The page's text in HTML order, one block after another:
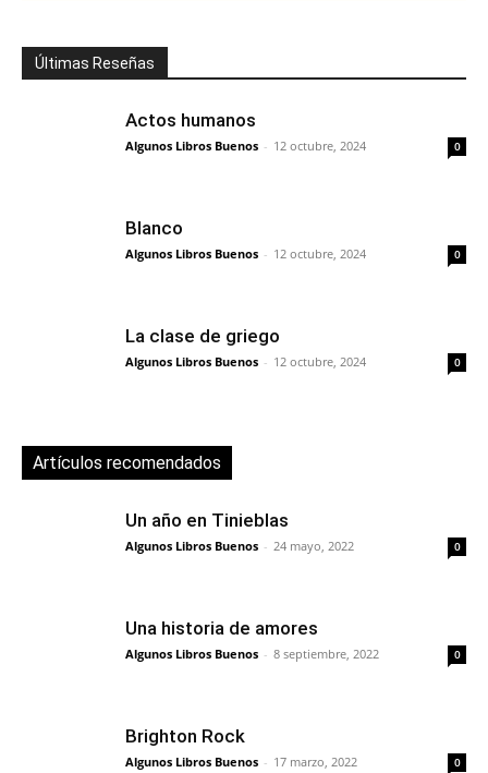
Últimas Reseñas
Actos humanos
Algunos Libros Buenos - 12 octubre, 2024 0
Blanco
Algunos Libros Buenos - 12 octubre, 2024 0
La clase de griego
Algunos Libros Buenos - 12 octubre, 2024 0
Artículos recomendados
Un año en Tinieblas
Algunos Libros Buenos - 24 mayo, 2022 0
Una historia de amores
Algunos Libros Buenos - 8 septiembre, 2022 0
Brighton Rock
Algunos Libros Buenos - 17 marzo, 2022 0